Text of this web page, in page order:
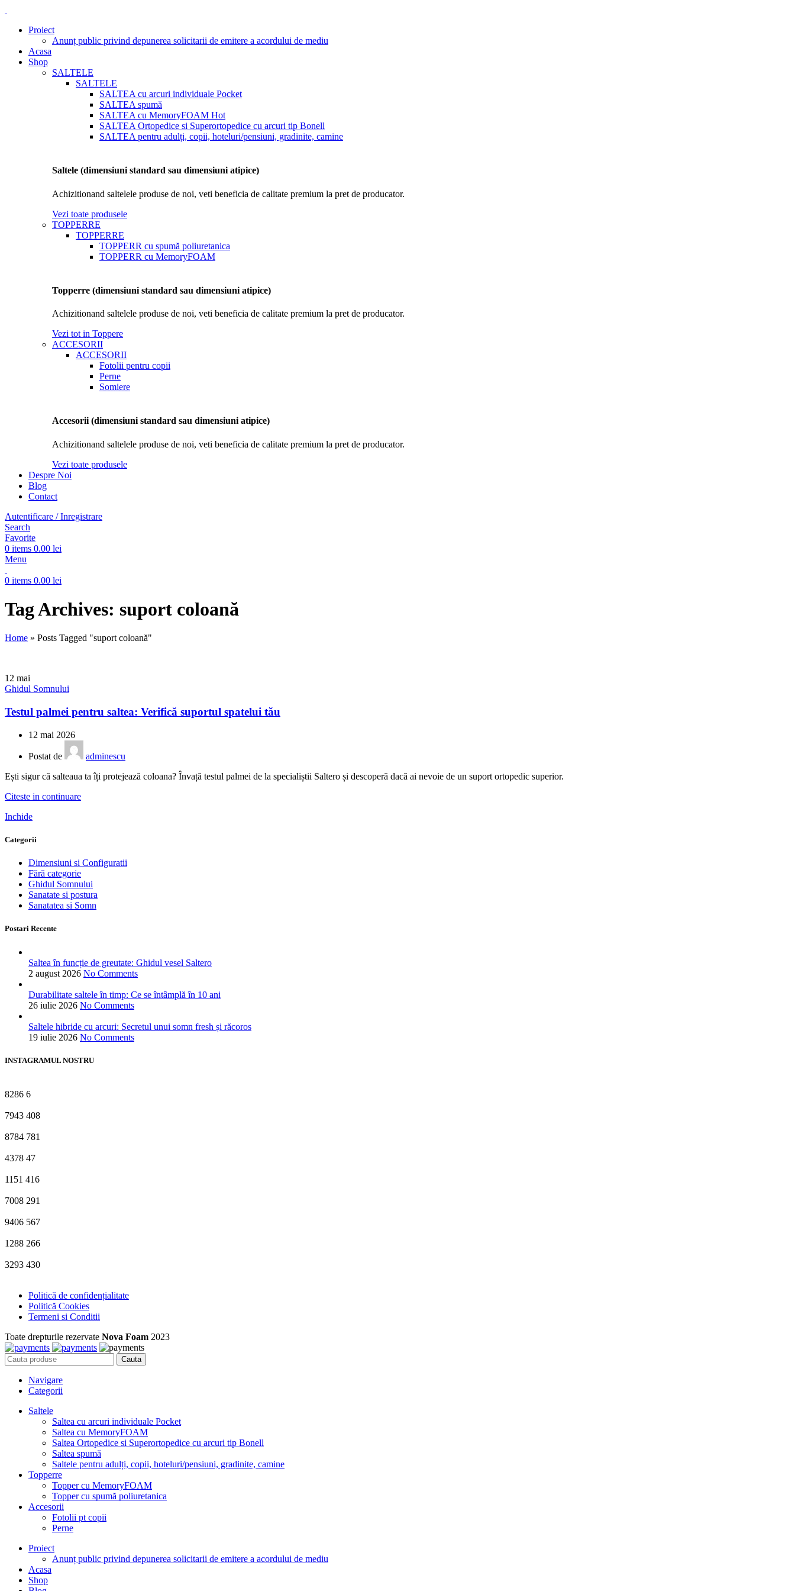
Proiect
Anunț public privind depunerea solicitarii de emitere a acordului de mediu
Acasa
Shop
SALTELE
SALTELE
SALTEA cu arcuri individuale Pocket
SALTEA spumă
SALTEA cu MemoryFOAM Hot
SALTEA Ortopedice si Superortopedice cu arcuri tip Bonell
SALTEA pentru adulți, copii, hoteluri/pensiuni, gradinite, camine
Saltele (dimensiuni standard sau dimensiuni atipice)
Achizitionand saltelele produse de noi, veti beneficia de calitate premium la pret de producator.
Vezi toate produsele
TOPPERRE
TOPPERRE
TOPPERR cu spumă poliuretanica
TOPPERR cu MemoryFOAM
Topperre (dimensiuni standard sau dimensiuni atipice)
Achizitionand saltelele produse de noi, veti beneficia de calitate premium la pret de producator.
Vezi tot in Toppere
ACCESORII
ACCESORII
Fotolii pentru copii
Perne
Somiere
Accesorii (dimensiuni standard sau dimensiuni atipice)
Achizitionand saltelele produse de noi, veti beneficia de calitate premium la pret de producator.
Vezi toate produsele
Despre Noi
Blog
Contact
Autentificare / Inregistrare
Search
Favorite
0 items 0.00 lei
Menu
0 items 0.00 lei
Tag Archives: suport coloană
Home » Posts Tagged "suport coloană"
12 mai
Ghidul Somnului
Testul palmei pentru saltea: Verifică suportul spatelui tău
12 mai 2026
Postat de
adminescu
Ești sigur că salteaua ta îți protejează coloana? Învață testul palmei de la specialiștii Saltero și descoperă dacă ai nevoie de un suport ortopedic superior.
Citeste in continuare
Inchide
Categorii
Dimensiuni si Configuratii
Fără categorie
Ghidul Somnului
Sanatate si postura
Sanatatea si Somn
Postari Recente
Saltea în funcție de greutate: Ghidul vesel Saltero
2 august 2026 No Comments
Durabilitate saltele în timp: Ce se întâmplă în 10 ani
26 iulie 2026 No Comments
Saltele hibride cu arcuri: Secretul unui somn fresh și răcoros
19 iulie 2026 No Comments
INSTAGRAMUL NOSTRU
8286 6
7943 408
8784 781
4378 47
1151 416
7008 291
9406 567
1288 266
3293 430
Politică de confidențialitate
Politică Cookies
Termeni si Conditii
Toate drepturile rezervate Nova Foam 2023
Cauta
Navigare
Categorii
Saltele
Saltea cu arcuri individuale Pocket
Saltea cu MemoryFOAM
Saltea Ortopedice si Superortopedice cu arcuri tip Bonell
Saltea spumă
Saltele pentru adulți, copii, hoteluri/pensiuni, gradinite, camine
Topperre
Topper cu MemoryFOAM
Topper cu spumă poliuretanica
Accesorii
Fotolii pt copii
Perne
Proiect
Anunț public privind depunerea solicitarii de emitere a acordului de mediu
Acasa
Shop